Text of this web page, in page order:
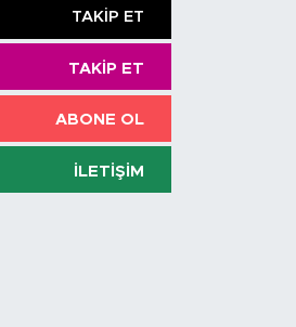
TAKIP ET
TAKIP ET
ABONE OL
İLETIŞIM